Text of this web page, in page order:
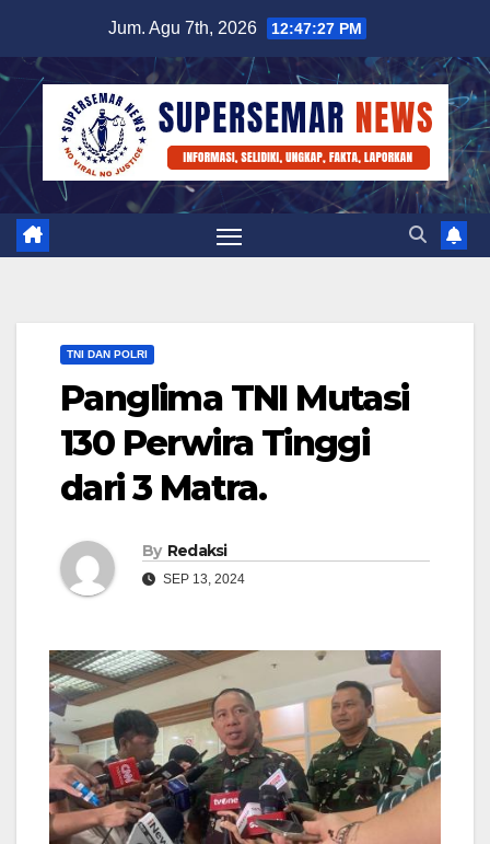
content
Jum. Agu 7th, 2026 12:47:27 PM
TNI DAN POLRI
Panglima TNI Mutasi
130 Perwira Tinggi
dari 3 Matra.
By Redaksi
SEP 13, 2024